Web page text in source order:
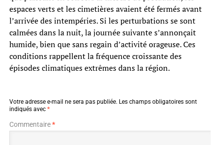
espaces verts et les cimetières avaient été fermés avant
l’arrivée des intempéries. Si les perturbations se sont
calmées dans la nuit, la journée suivante s’annonçait
humide, bien que sans regain d’activité orageuse. Ces
conditions rappellent la fréquence croissante des
épisodes climatiques extrêmes dans la région.
Votre adresse e-mail ne sera pas publiée. Les champs obligatoires sont
indiqués avec *
Commentaire*